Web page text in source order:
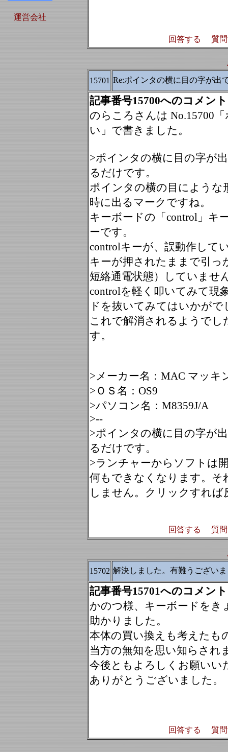
回答する 質
15701 Re:ポインタの横に目の字が出
記事番号15700へのコメント
のらころさんは No.15700
い」で書きました。
>ポインタの横に目の字が
るだけです。
ポインタの横の目によう
時に出るマークですね。
キーボードの「control」キ
ーです。
controlキーが、誤動作して
キーが押されたままで引っ
短絡通電状態）していませ
controlを軽く叩いてみて現
ドを抜いてみてはいかがで
これで解消されるようで
す。
>メーカー名：MAC マッキ
>ＯＳ名：OS9
>パソコン名：M8359J/A
>--
>ポインタの横に目の字が
るだけです。
>ランチャーからソフトは
何もできなくなります。そ
しません。クリックすれ
回答する 質
15702 解決しました。有難うござい
記事番号15701へのコメント
かのつ様、キーボードをき
助かりました。
本体の買い換えも考えたも
当方の無知を思い知らされ
今後ともよろしくお願いい
ありがとうございました。
回答する 質
運営会社